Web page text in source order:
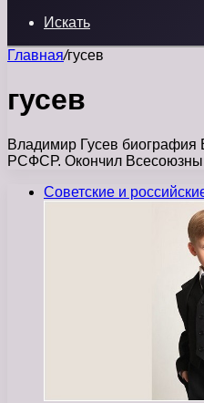
Искать
Главная/гусев
гусев
Владимир Гусев биография
РСФСР. Окончил
Советские и